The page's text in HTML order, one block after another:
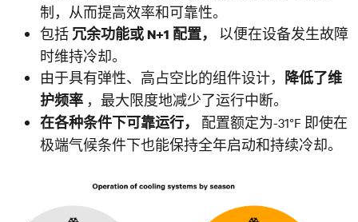
制，从而提高效率和可靠性。
包括冗余功能或 N+1 配置，
以便在设备发生故障
时维持冷却。
由于具有弹性、高占空比的组件设计，
降低了维
护频率 ，最大限度地减少了运行中断。
在各种条件下可靠运行，
配置额定为-31°F 即使在
极端气候条件下也能保持全年启动和持续冷却。